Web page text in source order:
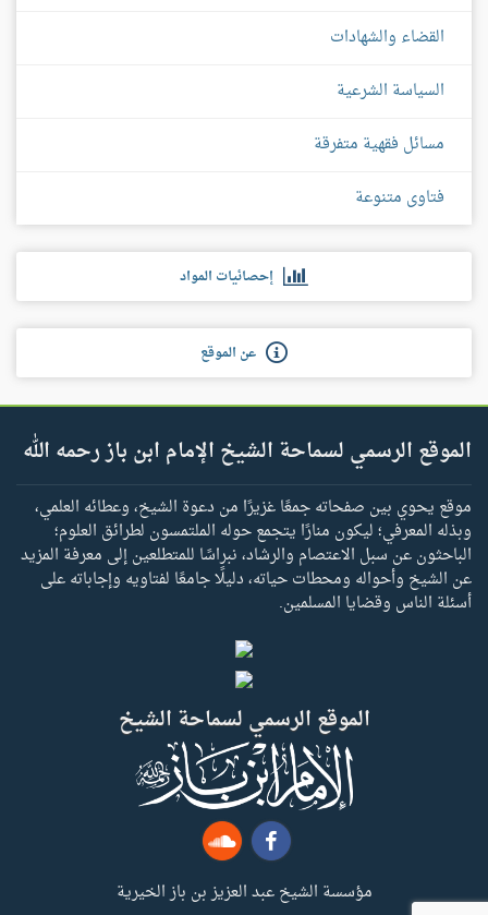
القضاء والشهادات
السياسة الشرعية
مسائل فقهية متفرقة
فتاوى متنوعة
إحصائيات المواد
عن الموقع
الموقع الرسمي لسماحة الشيخ الإمام ابن باز رحمه الله
موقع يحوي بين صفحاته جمعًا غزيرًا من دعوة الشيخ، وعطائه العلمي،
وبذله المعرفي؛ ليكون منارًا يتجمع حوله الملتمسون لطرائق العلوم؛
الباحثون عن سبل الاعتصام والرشاد، نبراسًا للمتطلعين إلى معرفة المزيد
عن الشيخ وأحواله ومحطات حياته، دليلًا جامعًا لفتاويه وإجاباته على
أسئلة الناس وقضايا المسلمين.
الموقع الرسمي لسماحة الشيخ
مؤسسة الشيخ عبد العزيز بن باز الخيرية